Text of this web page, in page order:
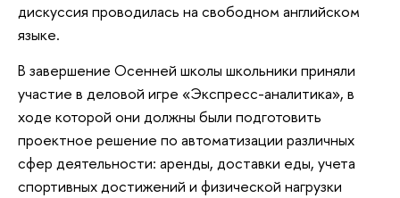
дискуссия проводилась на свободном английском
языке.
В завершение Осенней школы школьники приняли
участие в деловой игре «Экспресс-аналитика», в
ходе которой они должны были подготовить
проектное решение по автоматизации различных
сфер деятельности: аренды, доставки еды, учета
спортивных достижений и физической нагрузки